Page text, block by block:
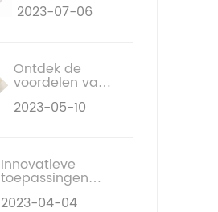
en wat zijn de
2023-07-06
Ontdek de
voordelen van
kunststofplaten
2023-05-10
Innovatieve
toepassingen
van EVA-
kunststofplaten
2023-04-04